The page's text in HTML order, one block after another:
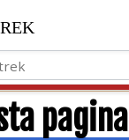
pagina